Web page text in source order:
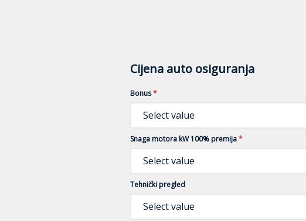
Cijena auto osiguranja
Bonus*
Select value
Snaga motora kW 100% premija*
Select value
Tehnički pregled
Select value